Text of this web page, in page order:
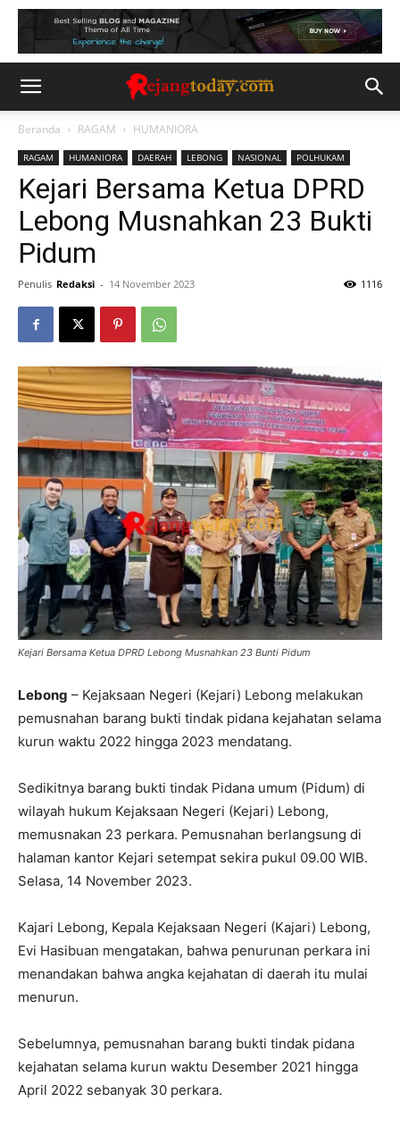
Beranda RAGAM HUMANIORA
RAGAM HUMANIORA DAERAH LEBONG NASIONAL POLHUKAM
Kejari Bersama Ketua DPRD
Lebong Musnahkan 23 Bukti
Pidum
Penulis Redaksi - 14 November 2023 1116
Kejari Bersama Ketua DPRD Lebong Musnahkan 23 Bunti Pidum
Lebong – Kejaksaan Negeri (Kejari) Lebong melakukan
pemusnahan barang bukti tindak pidana kejahatan selama
kurun waktu 2022 hingga 2023 mendatang.
Sedikitnya barang bukti tindak Pidana umum (Pidum) di
wilayah hukum Kejaksaan Negeri (Kejari) Lebong,
memusnakan 23 perkara. Pemusnahan berlangsung di
halaman kantor Kejari setempat sekira pukul 09.00 WIB.
Selasa, 14 November 2023.
Kajari Lebong, Kepala Kejaksaan Negeri (Kajari) Lebong,
Evi Hasibuan mengatakan, bahwa penurunan perkara ini
menandakan bahwa angka kejahatan di daerah itu mulai
menurun.
Sebelumnya, pemusnahan barang bukti tindak pidana
kejahatan selama kurun waktu Desember 2021 hingga
April 2022 sebanyak 30 perkara.